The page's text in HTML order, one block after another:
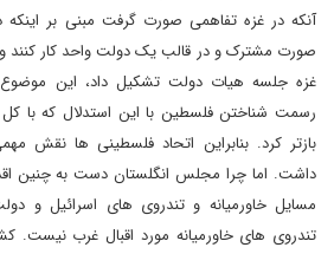
آنکه در غزه تفاهمی صورت گرفت مبنی بر اینکه
صورت مشترک و در قالب یک دولت واحد کار کنند
غزه جلسه هیات دولت تشکیل داد، این
رسمت شناختن فلسطین با این استدلال که با
بازتر کرد. بنابراین اتحاد فلسطینی ها نقش
داشت. اما چرا مجلس انگلستان دست به چنین
مسایل خاورمیانه و تندروی های اسرائیل و
تندروی های خاورمیانه مورد اقبال غرب نیست.